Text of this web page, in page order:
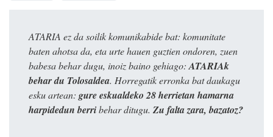
ATARIA ez da soilik komunikabide bat: komunitate
baten ahotsa da, eta urte hauen guztien ondoren, zuen
babesa behar dugu, inoiz baino gehiago: ATARIAk
behar du Tolosaldea. Horregatik erronka bat daukagu
esku artean: gure eskualdeko 28 herrietan hamarna
harpidedun berribehar ditugu. Zu falta zara, bazatoz?